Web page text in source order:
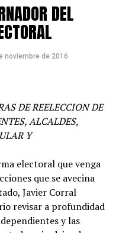
DEL
noviembre de 2016
DE REELECCION DE
ALCALDES,
Y
electoral que venga
que se avecina
Javier Corral
revisar a profundidad
y las